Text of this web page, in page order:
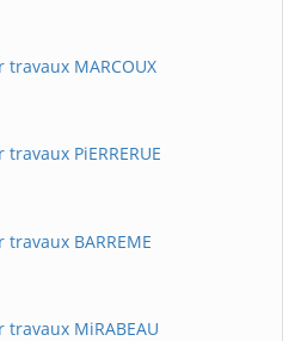
MARCOUX
PiERRERUE
BARREME
MiRABEAU